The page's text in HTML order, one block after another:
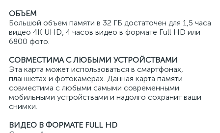
ОБЪЕМ
Большой объем памяти в 32 ГБ достаточен для 1,5 часа
видео 4K UHD, 4 часов видео в формате Full HD или
6800 фото.
СОВМЕСТИМА С ЛЮБЫМИ УСТРОЙСТВАМИ
Эта карта может использоваться в смартфонах,
планшетах и фотокамерах. Данная карта памяти
совместима с любыми самыми современными
мобильными устройствами и надолго сохранит ваши
снимки.
ВИДЕО В ФОРМАТЕ FULL HD